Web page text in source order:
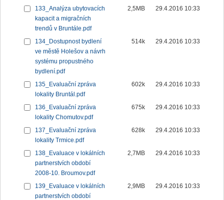
133_Analýza ubytovacích
kapacit a migračních
trendů v Bruntále.pdf
2,5MB 29.4.2016 10:33
134_Dostupnost bydlení
ve městě Holešov a návrh
systému propustného
bydlení.pdf
514k 29.4.2016 10:33
135_Evaluační zpráva
lokality Bruntál.pdf
602k 29.4.2016 10:33
136_Evaluační zpráva
lokality Chomutov.pdf
675k 29.4.2016 10:33
137_Evaluační zpráva
lokality Trmice.pdf
628k 29.4.2016 10:33
138_Evaluace v lokálních
partnerstvích období
2008-10. Broumov.pdf
2,7MB 29.4.2016 10:33
139_Evaluace v lokálních
partnerstvích období
2,9MB 29.4.2016 10:33